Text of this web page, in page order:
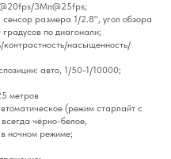
3Мп@25fps;
размера 1/2.8", угол обзора
по диагонали;
насыщенность/
авто, 1/50-1/10000;
метров
(режим старлайт с
чёрно-белое,
ночном режиме;